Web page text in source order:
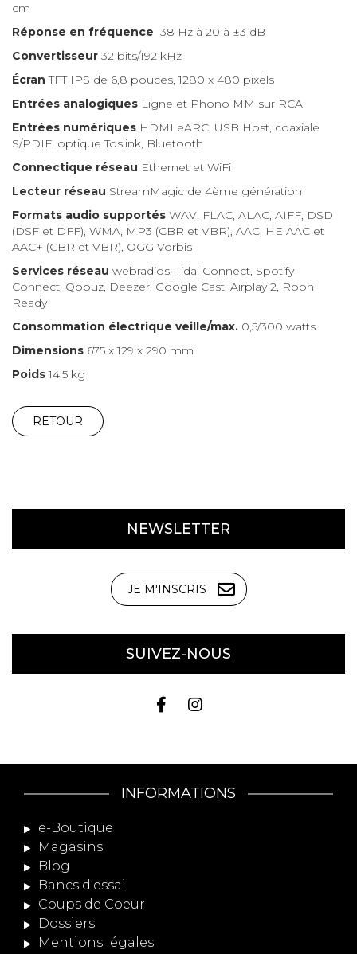
cm
Réponse en fréquence 38 Hz à 20 à ±3 dB
Convertisseur 32 bits/192 kHz
Écran TFT IPS de 6,8 pouces, 1280 x 480 pixels
Entrées analogiques Ligne et Phono MM sur RCA
Entrées numériques HDMI eARC, USB Host, coaxiale
S/PDIF, optique Toslink, Bluetooth
Connectique réseau Ethernet et WiFi
Lecteur réseau StreamMagic de 4ème génération
Formats audio supportés WAV, FLAC, ALAC, AIFF, DSD
(DSF et DFF), WMA, MP3 (CBR et VBR), AAC, HE AAC et
AAC+ (CBR et VBR), OGG Vorbis
Services réseau webradios, Tidal Connect, Spotify
Connect, Qobuz, Deezer, Google Cast, Airplay 2, Roon
Ready
Consommation électrique veille/max. 0,5/300 watts
Dimensions 675 x 129 x 290 mm
Poids14,5 kg
RETOUR
NEWSLETTER
JE M'INSCRIS
SUIVEZ-NOUS
INFORMATIONS
e-Boutique
Magasins
Blog
Bancs d'essai
Coups de Coeur
Dossiers
Mentions légales